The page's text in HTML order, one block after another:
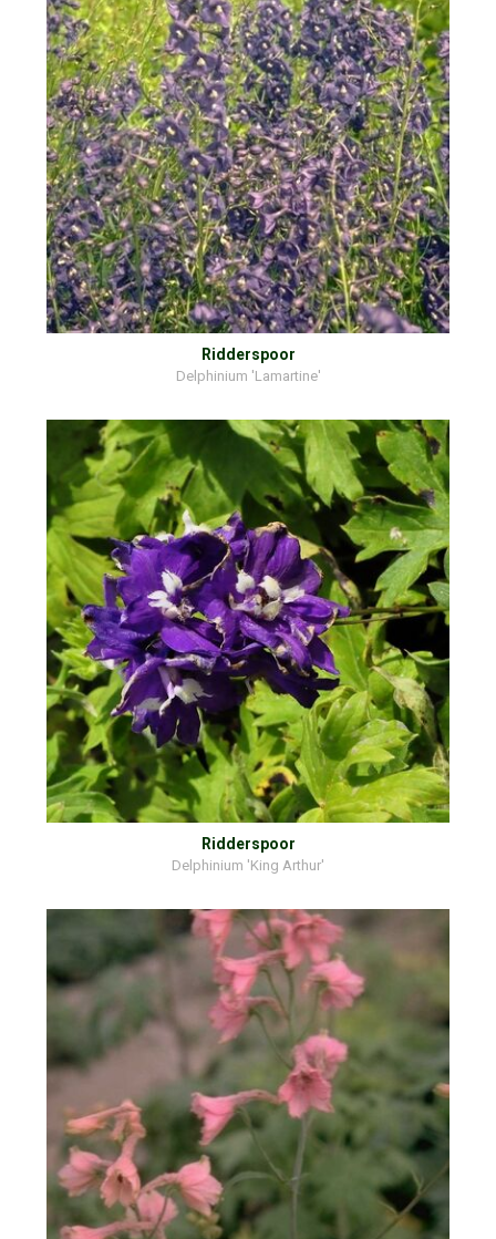
Ridderspoor
Delphinium 'Lamartine'
Ridderspoor
Delphinium 'King Arthur'